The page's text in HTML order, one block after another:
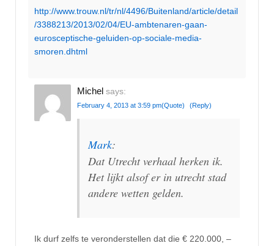
http://www.trouw.nl/tr/nl/4496/Buitenland/article/detail
/3388213/2013/02/04/EU-ambtenaren-gaan-
eurosceptische-geluiden-op-sociale-media-
smoren.dhtml
Michel says:
February 4, 2013 at 3:59 pm(Quote) (Reply)
Mark:
Dat Utrecht verhaal herken ik.
Het lijkt alsof er in utrecht stad
andere wetten gelden.
Ik durf zelfs te veronderstellen dat die € 220.000, –